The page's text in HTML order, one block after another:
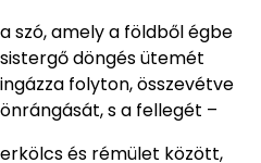
a szó, amely a földből égbe
sistergő döngés ütemét
ingázza folyton, összevétve
önrángását, s a fellegét –
erkölcs és rémület között,